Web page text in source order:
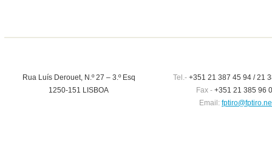
Rua Luís Derouet, N.º 27 – 3.º Esq
1250-151 LISBOA
Tel.-+351 21 387 45 94 / 21
Fax - +351 21 385 96
Email: